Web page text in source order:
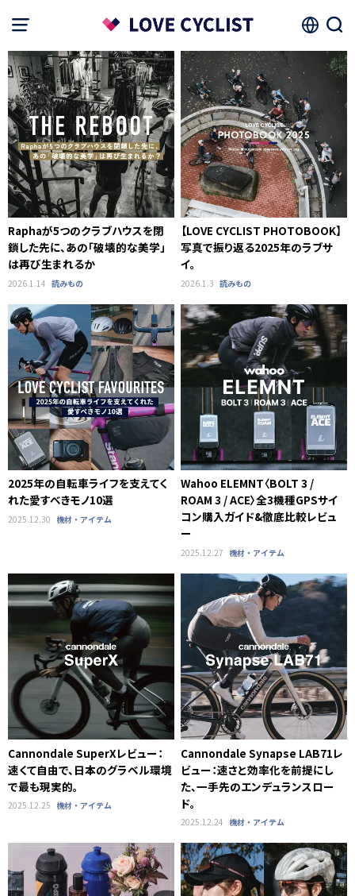
Raphaが5つのクラブハウスを閉
鎖した先に、あの「破壊的な美学」
は再び生まれるか
2026.1.14 読みもの
【LOVE CYCLIST PHOTOBOOK】
写真で振り返る2025年のラブサ
イ。
2026.1.3 読みもの
2025年の自転車ライフを支えてく
れた愛すべきモノ10選
2025.12.30 機材・アイテム
Wahoo ELEMNT〈BOLT 3 /
ROAM 3 / ACE〉全3機種GPSサイ
コン購入ガイド&徹底比較レビュ
ー
2025.12.27 機材・アイテム
Cannondale SuperXレビュー：
速くて自由で、日本のグラベル環境
で最も現実的。
2025.12.25 機材・アイテム
Cannondale Synapse LAB71レ
ビュー：速さと効率化を前提にし
た、一手先のエンデュランスロー
ド。
2025.12.24 機材・アイテム